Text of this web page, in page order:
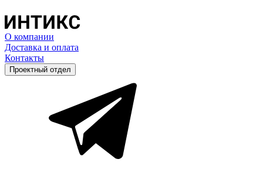
О компании
Доставка и оплата
Контакты
Проектный отдел